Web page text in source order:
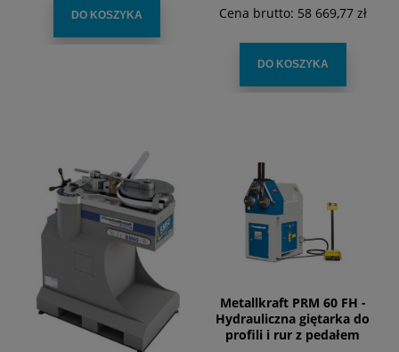
DO KOSZYKA Cena brutto: 58 669,77 zł
DO KOSZYKA
Metallkraft PRM 60 FH -
Hydrauliczna giętarka do
profili i rur z pedałem